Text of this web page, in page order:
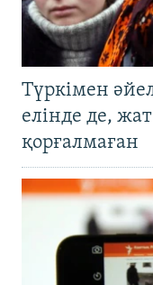
Түркімен
елінде де,
қорғалмаған